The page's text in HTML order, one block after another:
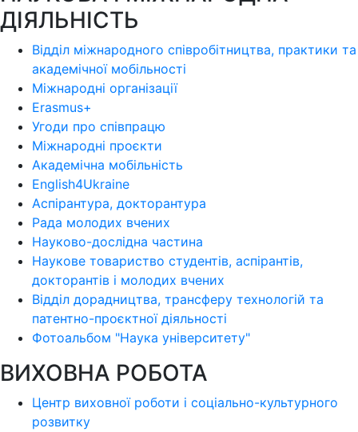
ДІЯЛЬНІСТЬ
Відділ міжнародного співробітництва, практики та
академічної мобільності
Міжнародні організації
Erasmus+
Угоди про співпрацю
Міжнародні проєкти
Академічна мобільність
English4Ukraine
Аспірантура, докторантура
Рада молодих вчених
Науково-дослідна частина
Наукове товариство студентів, аспірантів,
докторантів і молодих вчених
Відділ дорадництва, трансферу технологій та
патентно-проєктної діяльності
Фотоальбом "Наука університету"
ВИХОВНА РОБОТА
Центр виховної роботи і соціально-культурного
розвитку